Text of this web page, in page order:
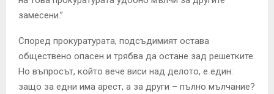
замесени.”
Според прокуратурата, подсъдимият остава
обществено опасен и трябва да остане зад решетките.
Но въпросът, който вече виси над делото, е един:
защо за едни има арест, а за други – пълно мълчание?